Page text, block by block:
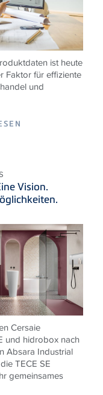
ist heute
Faktor für effiziente
und
Vision.
Cersaie
und hidrobox nach
Absara Industrial
TECE SE
gemeinsames